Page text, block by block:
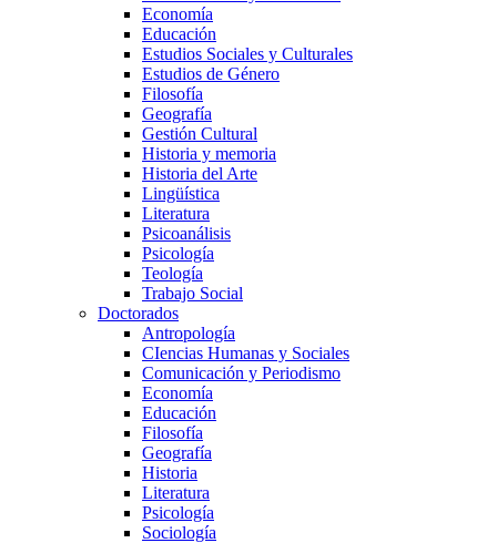
Economía
Educación
Estudios Sociales y Culturales
Estudios de Género
Filosofía
Geografía
Gestión Cultural
Historia y memoria
Historia del Arte
Lingüística
Literatura
Psicoanálisis
Psicología
Teología
Trabajo Social
Doctorados
Antropología
CIencias Humanas y Sociales
Comunicación y Periodismo
Economía
Educación
Filosofía
Geografía
Historia
Literatura
Psicología
Sociología